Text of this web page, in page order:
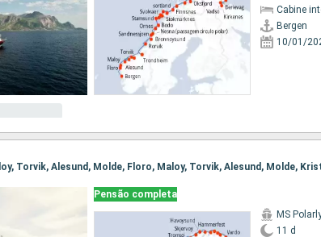
Cabine
Bergen
10/01/
Pensão completa
MS
11 d